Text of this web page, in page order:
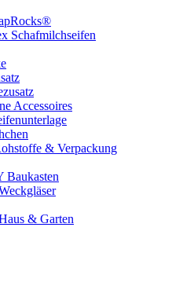
Schafmilchseifen
Accessoires
& Verpackung
& Garten